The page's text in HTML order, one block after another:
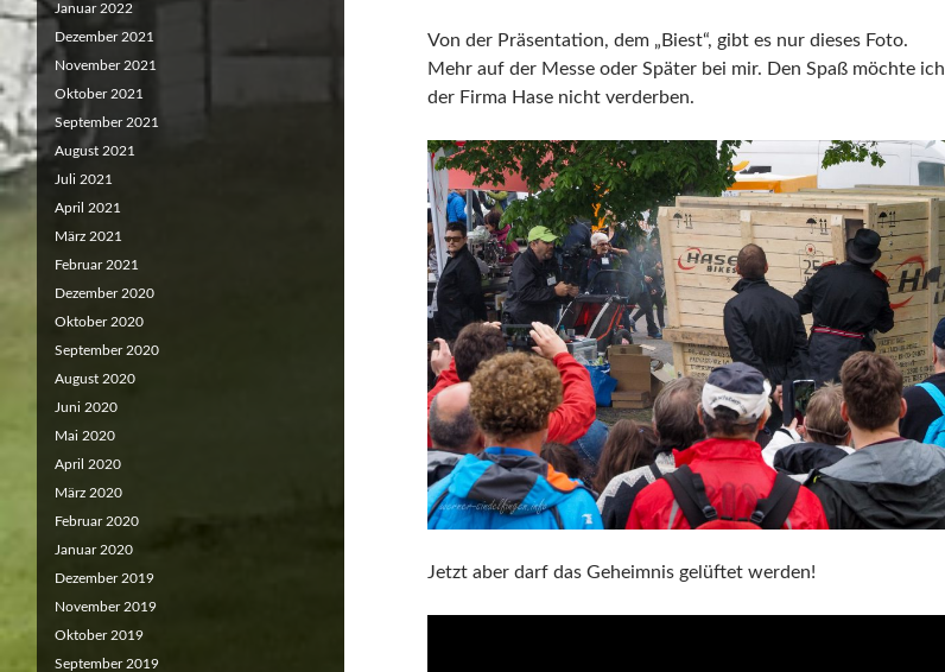
Von der Präsentation, dem „Biest“, gibt es nur dieses Foto.
Mehr auf der Messe oder Später bei mir. Den Spaß möchte ich
der Firma Hase nicht verderben.
Jetzt aber darf das Geheimnis gelüftet werden!
Januar 2022
Dezember 2021
November 2021
Oktober 2021
September 2021
August 2021
Juli 2021
April 2021
März 2021
Februar 2021
Dezember 2020
Oktober 2020
September 2020
August 2020
Juni 2020
Mai 2020
April 2020
März 2020
Februar 2020
Januar 2020
Dezember 2019
November 2019
Oktober 2019
September 2019